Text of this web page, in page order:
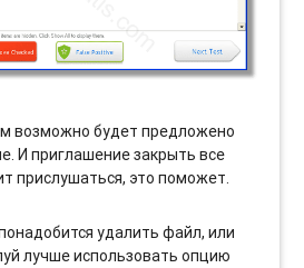
возможно будет предложено
И приглашение закрыть все
прислушаться, это поможет.
удалить файл, или
лучше использовать опцию